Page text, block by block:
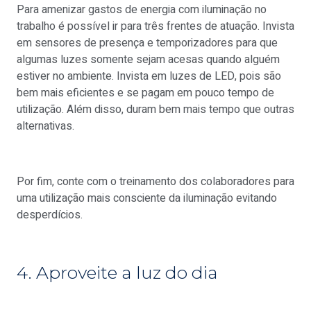
Para amenizar gastos de energia com iluminação no
trabalho é possível ir para três frentes de atuação. Invista
em sensores de presença e temporizadores para que
algumas luzes somente sejam acesas quando alguém
estiver no ambiente. Invista em luzes de LED, pois são
bem mais eficientes e se pagam em pouco tempo de
utilização. Além disso, duram bem mais tempo que outras
alternativas.
Por fim, conte com o treinamento dos colaboradores para
uma utilização mais consciente da iluminação evitando
desperdícios.
4. Aproveite a luz do dia